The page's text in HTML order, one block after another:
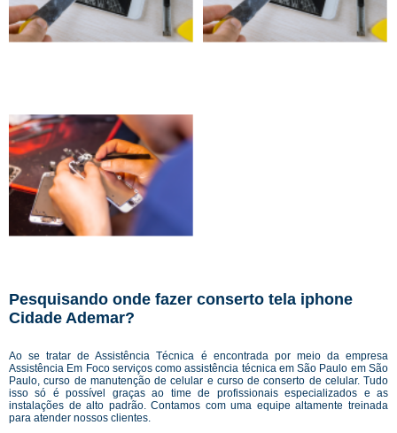
Pesquisando onde fazer conserto tela iphone
Cidade Ademar?
Ao se tratar de Assistência Técnica é encontrada por meio da empresa
Assistência Em Foco serviços como assistência técnica em São Paulo em São
Paulo, curso de manutenção de celular e curso de conserto de celular. Tudo
isso só é possível graças ao time de profissionais especializados e as
instalações de alto padrão. Contamos com uma equipe altamente treinada
para atender nossos clientes.